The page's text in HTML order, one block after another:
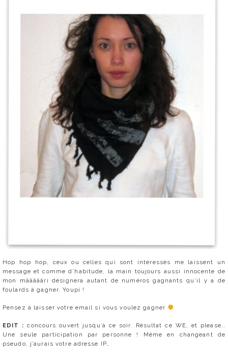
Hop hop hop, ceux ou celles qui sont intéressés me laissent un
message et comme d’habitude, la main toujours aussi innocente de
mon mâââââri désignera autant de numéros gagnants qu’il y a de
foulards à gagner. Youpi !
Pensez à laisser votre email si vous voulez gagner
EDIT : concours ouvert jusqu’à ce soir. Résultat ce WE, et please..
Une seule participation par personne ! Même en changeant de
pseudo, j’aurais votre adresse IP…